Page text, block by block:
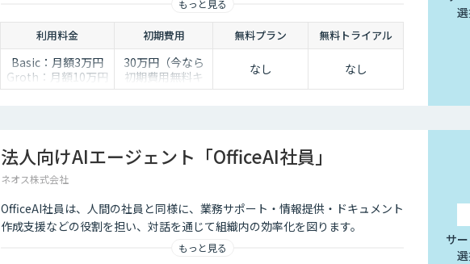
悪い時は管理画面から簡単にご自身でチューニングができる、簡単でかつ高精
度な特徴があります。
もっと見る
利用料金 初期費用 無料プラン 無料トライアル
Basic：月額3万円
Groth：月額10万円
Enterprise：月額20
額 ３０日間限定
30万円（今なら
初期費用無料キ
ャンペーン中）
なし なし
法人向けAIエージェント「OfficeAI社員」
ネオス株式会社
OfficeAI社員は、人間の社員と同様に、業務サポート・情報提供・ドキュメント
作成支援などの役割を担い、対話を通じて組織内の効率化を図ります。
もっと見る
サ